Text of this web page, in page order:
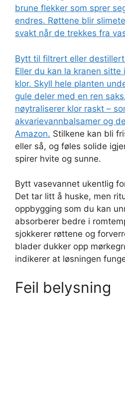
brune flekker som sprer
endres. Røttene blir
svakt når de trekkes fra
Bytt til filtrert eller
Eller du kan la kranen
klor. Skyll hele planten
gule deler med en ren
nøytraliserer klor raskt –
akvarievannbalsamer og
Amazon. Stilkene kan bli
eller så, og føles solide
spirer hvite og sunne.
Bytt vasevannet ukentlig
Det tar litt å huske, men
oppbygging som du kan
absorberer bedre i
sjokkerer røttene og
blader dukker opp
indikerer at løsningen
Feil belysning